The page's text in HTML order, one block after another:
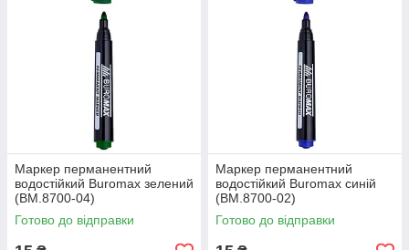
Маркер перманентний
водостійкий Buromax зелений
(BM.8700-04)
Готово до відправки
Маркер перманентний
водостійкий Buromax синій
(BM.8700-02)
Готово до відправки